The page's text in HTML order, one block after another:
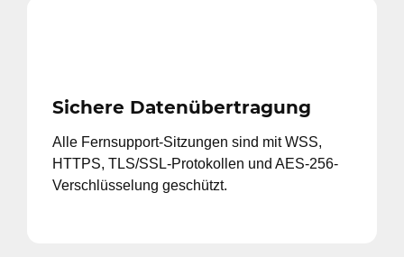
Sichere Datenübertragung
Alle Fernsupport-Sitzungen sind mit WSS,
HTTPS, TLS/SSL-Protokollen und AES-256-
Verschlüsselung geschützt.